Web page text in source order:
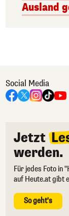
Ausland
Social Media
Jetzt
werden.
Für jedes Foto in
auf Heute.at gibt
So geht's